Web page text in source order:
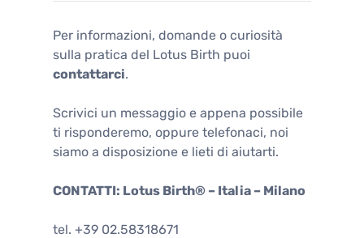
Per informazioni, domande o curiosità
sulla pratica del Lotus Birth puoi
contattarci.
Scrivici un messaggio e appena possibile
ti risponderemo, oppure telefonaci, noi
siamo a disposizione e lieti di aiutarti.
CONTATTI: Lotus Birth® – Italia – Milano
tel. +39 02.58318671